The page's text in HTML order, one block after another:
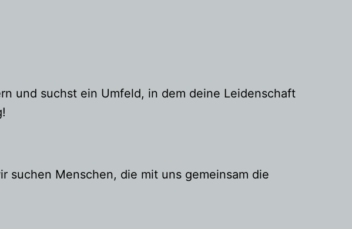
und suchst ein Umfeld, in dem deine Leidenschaft
suchen Menschen, die mit uns gemeinsam die